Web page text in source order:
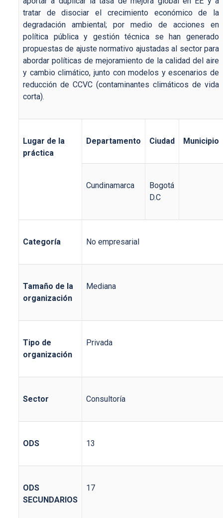
tratar de disociar el crecimiento económico de la
degradación ambiental; por medio de acciones en
política pública y gestión técnica se han generado
propuestas de ajuste normativo ajustadas al sector para
abordar políticas de mejoramiento de la calidad del aire
y cambio climático, junto con modelos y escenarios de
reducción de CCVC (contaminantes climáticos de vida
corta).
Lugar de la
práctica
Departamento Ciudad Municipio
Cundinamarca
Bogotá
D.C
Categoría No empresarial
Tamaño de la
organización
Mediana
Tipo de
organización
Privada
Sector Consultoría
ODS 13
ODS
SECUNDARIOS
17